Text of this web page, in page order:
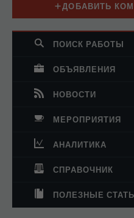
ДОБАВИТЬ
ПОИСК РАБОТЫ
ОБЪЯВЛЕНИЯ
НОВОСТИ
МЕРОПРИЯТИЯ
АНАЛИТИКА
СПРАВОЧНИК
ПОЛЕЗНЫЕ